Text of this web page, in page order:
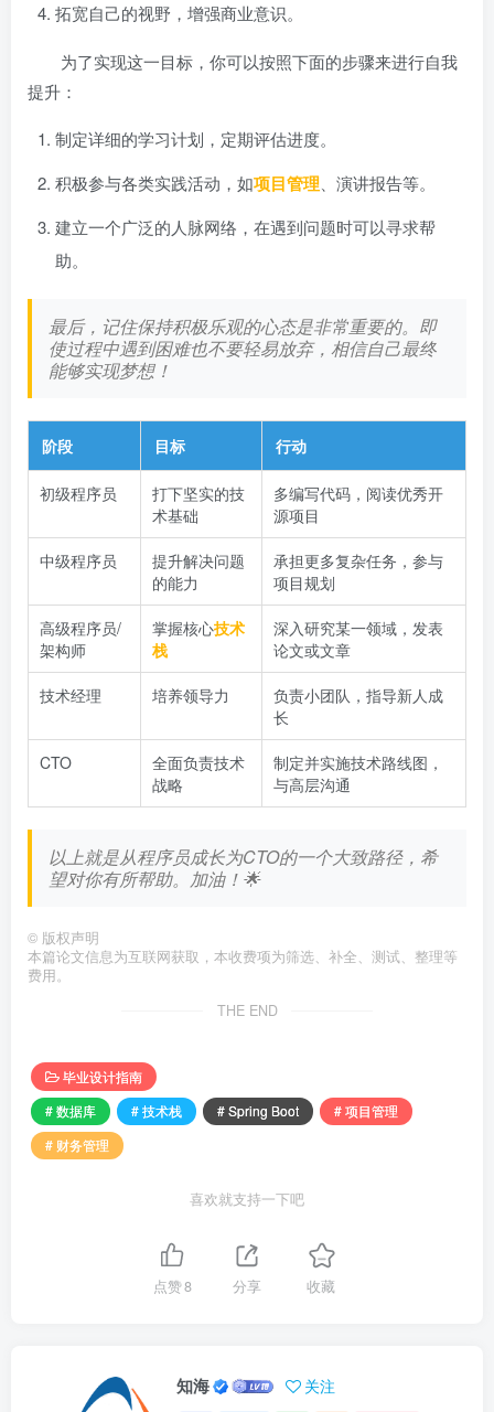
拓宽自己的视野，增强商业意识。
为了实现这一目标，你可以按照下面的步骤来进行自我
提升：
制定详细的学习计划，定期评估进度。
积极参与各类实践活动，如项目管理、演讲报告等。
建立一个广泛的人脉网络，在遇到问题时可以寻求帮
助。
最后，记住保持积极乐观的心态是非常重要的。即
使过程中遇到困难也不要轻易放弃，相信自己最终
能够实现梦想！
阶段 目标 行动
初级程序员
打下坚实的技
术基础
多编写代码，阅读优秀开
源项目
中级程序员
提升解决问题
的能力
承担更多复杂任务，参与
项目规划
高级程序员/
架构师
掌握核心技术
栈
深入研究某一领域，发表
论文或文章
技术经理 培养领导力
负责小团队，指导新人成
长
CTO
全面负责技术
战略
制定并实施技术路线图，
与高层沟通
以上就是从程序员成长为CTO的一个大致路径，希
望对你有所帮助。加油！🌟
© 版权声明
本篇论文信息为互联网获取，本收费项为筛选、补全、测试、整理等
费用。
THE END
毕业设计指南
# 数据库
# 技术栈 # Spring Boot
# 项目管理
# 财务管理
喜欢就支持一下吧
点赞8 分享 收藏
知海 关注